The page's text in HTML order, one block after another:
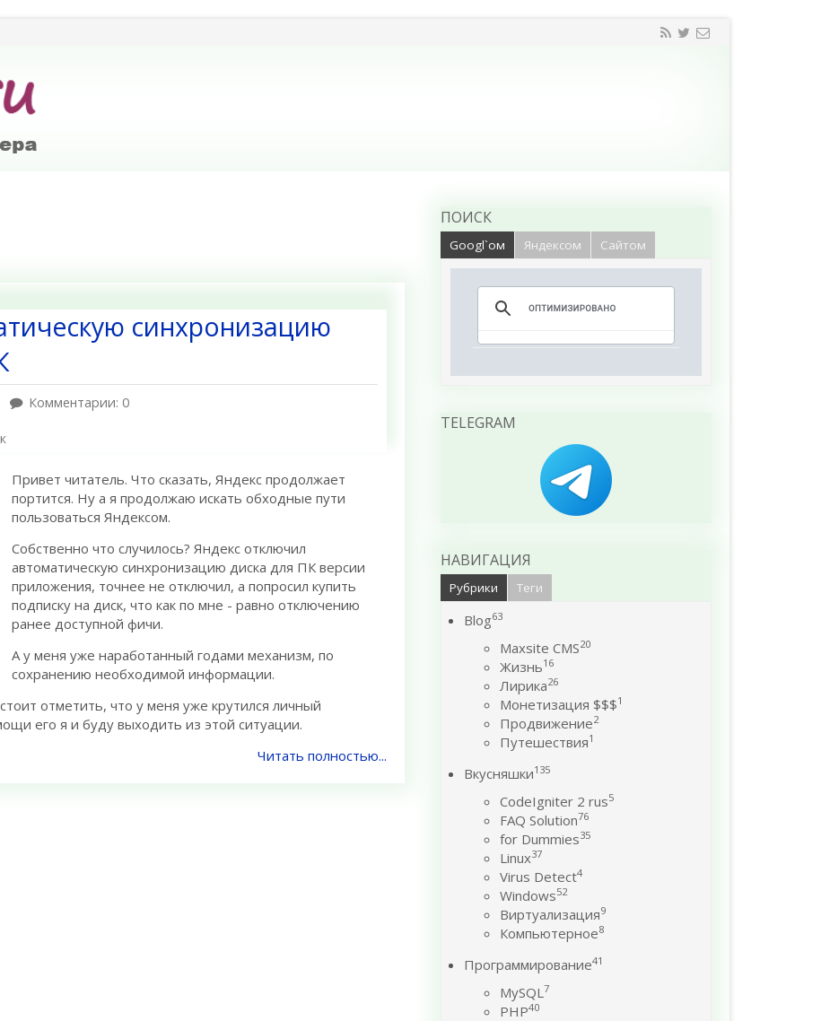
синхронизацию
Комментарии: 0
Привет читатель. Что сказать, Яндекс продолжает
портится. Ну а я продолжаю искать обходные пути
пользоваться Яндексом.
Собственно что случилось? Яндекс отключил
автоматическую синхронизацию диска для ПК версии
приложения, точнее не отключил, а попросил купить
подписку на диск, что как по мне - равно отключению
ранее доступной фичи.
А у меня уже наработанный годами механизм, по
сохранению необходимой информации.
отметить, что у меня уже крутился личный
его я и буду выходить из этой ситуации.
Читать полностью...
ПОИСК
Googl`ом Яндексом Сайтом
TELEGRAM
НАВИГАЦИЯ
Рубрики Теги
Blog63
Maxsite CMS20
Жизнь16
Лирика26
Монетизация $$$1
Продвижение2
Путешествия1
Вкусняшки135
CodeIgniter 2 rus5
FAQ Solution76
for Dummies35
Linux37
Virus Detect4
Windows52
Виртуализация9
Компьютерное8
Программирование41
MySQL7
PHP40